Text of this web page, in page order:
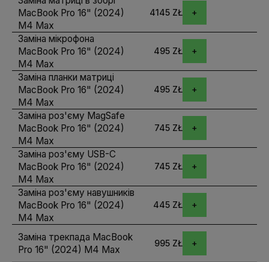
MacBook Pro 16" (2024)
M4 Max
4145 ZŁ
Заміна мікрофона
MacBook Pro 16" (2024)
M4 Max
495 ZŁ
Заміна планки матриці
MacBook Pro 16" (2024)
M4 Max
495 ZŁ
Заміна роз'єму MagSafe
MacBook Pro 16" (2024)
M4 Max
745 ZŁ
Заміна роз'єму USB-C
MacBook Pro 16" (2024)
M4 Max
745 ZŁ
Заміна роз'єму навушників
MacBook Pro 16" (2024)
M4 Max
445 ZŁ
Заміна трекпада MacBook
Pro 16" (2024) M4 Max
995 ZŁ